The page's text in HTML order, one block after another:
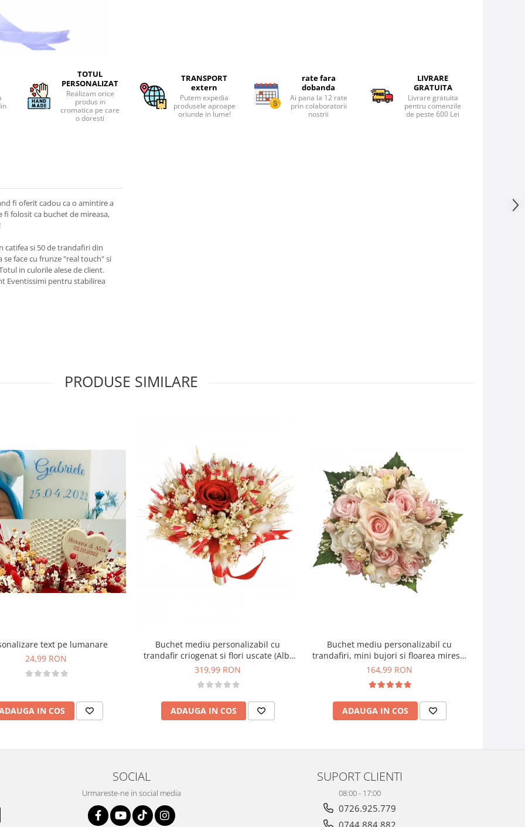
TOTUL
PERSONALIZAT
Realizam orice
produs in
cromatica pe care
o doresti
TRANSPORT
extern
Putem expedia
produsele aproape
oriunde in lume!
rate fara
dobanda
Ai pana la 12 rate
prin colaboratorii
nostrii
LIVRARE
GRATUITA
Livrare gratuita
pentru comenzile
de peste 600 Lei
fi oferit cadou ca o amintire a
folosit ca buchet de mireasa,
catifea si 50 de trandafiri din
face cu frunze "real touch" si
in culorile alese de client.
Eventissimi pentru stabilirea
PRODUSE SIMILARE
text pe lumanare
24,99 RON
IN COS
Buchet mediu personalizabil cu
trandafir criogenat si flori uscate (Alb,
Rosu)
319,99 RON
ADAUGA IN COS
Buchet mediu personalizabil cu
trandafiri, mini bujori si floarea miresei
(Alb, Roz)
164,99 RON
ADAUGA IN COS
SOCIAL
Urmareste-ne in social media
SUPORT CLIENTI
08:00 - 17:00
0726.925.779